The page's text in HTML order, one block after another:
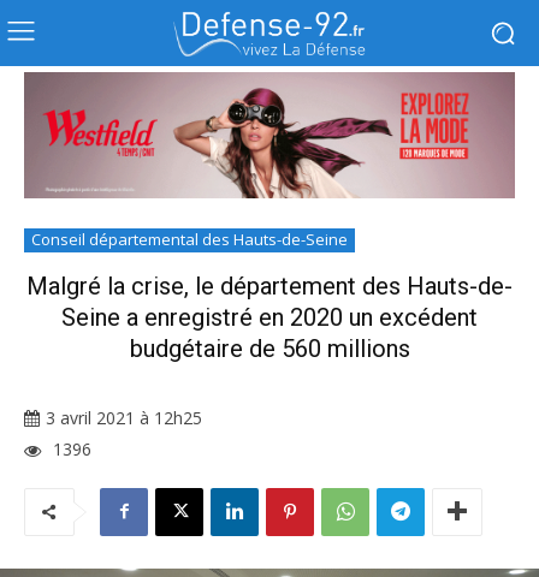
Conseil départemental des Hauts-de-Seine
Malgré la crise, le département des Hauts-de-
Seine a enregistré en 2020 un excédent
budgétaire de 560 millions
3 avril 2021 à 12h25
1396